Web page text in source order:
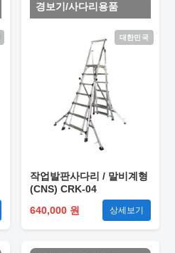
경보기/사다리용품
대한민국
작업발판사다리 / 말비계형
(CNS) CRK-04
640,000 원
상세보기